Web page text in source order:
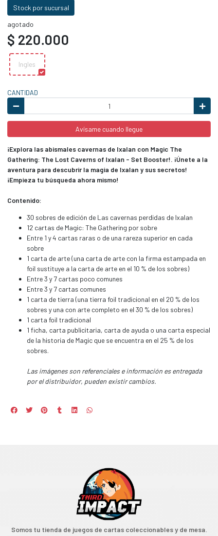
Stock por sucursal
agotado
$ 220.000
Ingles
CANTIDAD
Avísame cuando llegue
¡Explora las abismales cavernas de Ixalan con Magic The
Gathering: The Lost Caverns of Ixalan - Set Booster!. ¡Únete a la
aventura para descubrir la magia de Ixalan y sus secretos!
¡Empieza tu búsqueda ahora mismo!
Contenido:
30 sobres de edición de Las cavernas perdidas de Ixalan
12 cartas de Magic: The Gathering por sobre
Entre 1 y 4 cartas raras o de una rareza superior en cada
sobre
1 carta de arte (una carta de arte con la firma estampada en
foil sustituye a la carta de arte en el 10 % de los sobres)
Entre 3 y 7 cartas poco comunes
Entre 3 y 7 cartas comunes
1 carta de tierra (una tierra foil tradicional en el 20 % de los
sobres y una con arte completo en el 30 % de los sobres)
1 carta foil tradicional
1 ficha, carta publicitaria, carta de ayuda o una carta especial
de la historia de Magic que se encuentra en el 25 % de los
sobres.
Las imágenes son referenciales e información es entregada
por el distribuidor, pueden existir cambios.
Somos tu tienda de juegos de cartas coleccionables y de mesa.